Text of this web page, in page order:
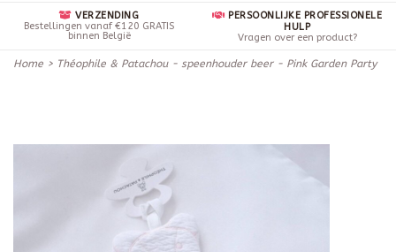
VERZENDING
Bestellingen vanaf €120 GRATIS
binnen België
PERSOONLIJKE PROFESSIONELE
HULP
Vragen over een product?
Home > Théophile & Patachou - speenhouder beer - Pink Garden Party